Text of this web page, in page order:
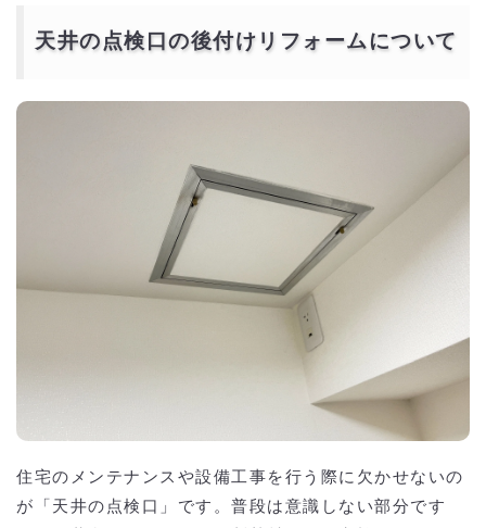
天井の点検口の後付けリフォームについて
住宅のメンテナンスや設備工事を行う際に欠かせないの
が「天井の点検口」です。普段は意識しない部分です